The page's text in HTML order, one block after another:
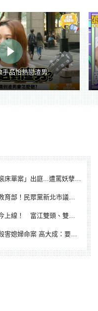
手品怡熱戀渣男
庭...遭罵妖孽下地獄 張淑娟批：舌頭殺人有罪
新北市議員參選人提出校園反毒防線升級政見
！ 富江雙頭、雙一、人頭氣球全登場
命案 高大成：要害殺多刀顯示怨恨深